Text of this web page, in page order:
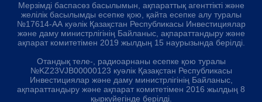
Мерзімді баспасөз басылымын, ақпараттық агенттікті және
желілік басылымды есепке қою, қайта есепке алу туралы
№17614-АА куәлік Қазақстан Республикасы Инвестициялар
және даму министрлігінің Байланыс, ақпараттандыру және
ақпарат комитетімен 2019 жылдың 15 наурызында берілді.
Отандық теле-, радиоарнаны есепке қою туралы
№KZ23VJB00000123 куәлік Қазақстан Республикасы
Инвестициялар және даму министрлігінің Байланыс,
ақпараттандыру және ақпарат комитетімен 2016 жылдың 8
қыркүйегінде берілді.